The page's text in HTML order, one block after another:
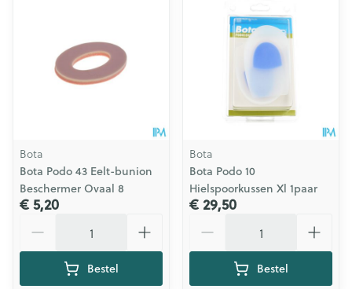
Bota
Bota Podo 43 Eelt-bunion
Beschermer Ovaal 8
€ 5,20
Bestel
Bota
Bota Podo 10
Hielspoorkussen Xl 1paar
€ 29,50
Bestel